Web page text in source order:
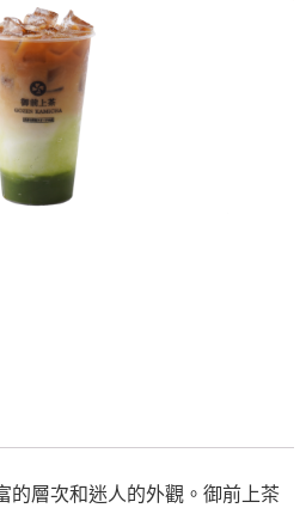
的層次和迷人的外觀。御前上茶